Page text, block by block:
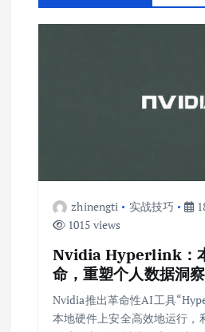
zhinengti 实战技巧
1015 views
Nvidia Hyperlink：
命，重塑个人数据洞
Nvidia推出革命性AI工具
本地硬件上安全高效地运行，